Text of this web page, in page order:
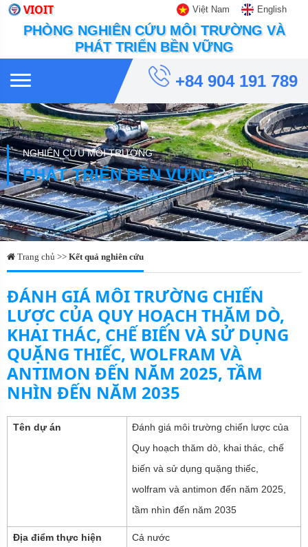
VIOIT Việt Nam English
PHÒNG NGHIÊN CỨU MÔI TRƯỜNG VÀ
PHÁT TRIỂN BỀN VỮNG
+84 904 191 789
NGHIÊN CỨU MÔI TRƯỜNG
PHÁT TRIỂN BỀN VỮNG
Trang chủ >> Kết quả nghiên cứu
ĐÁNH GIÁ MÔI TRƯỜNG CHIẾN
LƯỢC CỦA QUY HOẠCH THĂM DÒ,
KHAI THÁC, CHẾ BIẾN VÀ SỬ DỤNG
QUẶNG THIẾC, WOLFRAM VÀ
ANTIMON ĐẾN NĂM 2025, TẦM
NHÌN ĐẾN NĂM 2035
Tên dự án
Đánh giá môi trường chiến lược của
Quy hoạch thăm dò, khai thác, chế
biến và sử dụng quặng thiếc,
wolfram và antimon đến năm 2025,
tầm nhìn đến năm 2035
Địa điểm thực hiện Cả nước